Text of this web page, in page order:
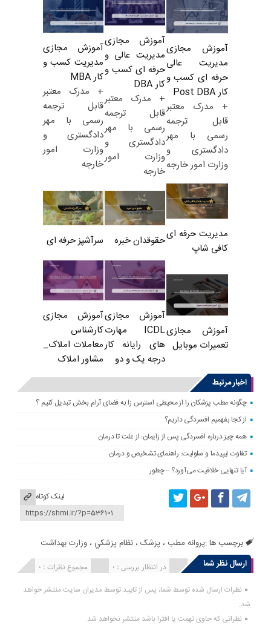
آموزش مجازی
مدیریت عالی
حرفه ای کسب و
کار Post DBA
+ مدرک معتبر
قابل ترجمه
رسمی با مهر
دادگستری و
وزارت امور خارجه
آموزش مجازی
مدیریت عالی و
حرفه ای کسب و
کار DBA
+ مدرک معتبر
قابل ترجمه
رسمی با مهر
دادگستری و
وزارت امور
خارجه
آموزش مجازی
مدیریت کسب و
کار MBA
+ مدرک معتبر
قابل ترجمه
رسمی با مهر
دادگستری و
وزارت امور
خارجه
مدیریت حرفه ای
کافی شاپ
حقوقدان خبره سرآشپز حرفه ای
آموزش مجازی
تعمیرات موبایل
آموزش مجازی
ICDL مهارت
های رایانه کار
درجه یک و دو
آموزش مجازی
کارشناس
معاملات املاک_
مشاور املاک
اخبار مرتبط
چگونه مطب پزشکان را از محیطی استرس زا به فضای آرام بخش تبدیل کنیم ؟
از کجا بفهمیم افسردگی داریم؟
همه چیز درباره افسردگی پس از زایمان: از علت تا درمان
تفاوت لیپیدما و سلولیت: راهنمای تشخیص و درمان
آیا تنهایی خلاقیت می‌آورد؟ – چطور
لینک کوتاه
برچسب ها :پروانه مطب ،پزشک ،نظام پزشكي ،وزارت بهداشت
ارسال نظر شما
مجموع نظرات : 0 در انتظار بررسی : 0 انتشار یافته : 0
نظرات ارسال شده توسط شما، پس از تایید توسط مدیران سایت منتشر خواهد
شد.
نظراتی که حاوی تهمت یا افترا باشد منتشر نخواهد شد.